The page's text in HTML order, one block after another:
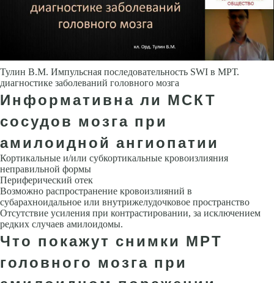
Тулин В.М. Импульсная последовательность SWI в МРТ.
диагностике заболеваний головного мозга
Информативна ли МСКТ
сосудов мозга при
амилоидной ангиопатии
Кортикальные и/или субкортикальные кровоизлияния
неправильной фор­мы
Периферический отек
Возможно распространение кровоизлияний в
субарахноидальное или внутрижелудочковое пространство
Отсут­ствие усиления при контрастировании, за исключением
редких случаев амилоидомы.
Что покажут снимки МРТ
головного мозга при